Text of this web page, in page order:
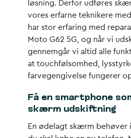
løsning. Derfor udføres
vores erfarne teknikere
har stor erfaring med
Moto G62 5G, og når vi
gennemgår vi altid alle
at touchfølsomhed,
farvegengivelse fungerer
Få en smartphone
skærm udskiftning
En ødelagt skærm behøver